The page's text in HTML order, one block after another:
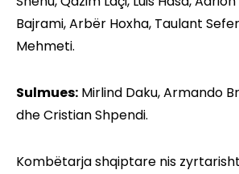
Bajrami, Arbër Hoxha, Taulant
Mehmeti.
Sulmues: Mirlind Daku, Armando
dhe Cristian Shpendi.
Kombëtarja shqiptare nis